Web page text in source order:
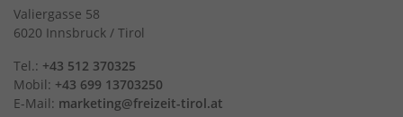
Valiergasse 58
6020 Innsbruck / Tirol
Tel.: +43 512 370325
Mobil: +43 699 13703250
E-Mail: marketing@freizeit-tirol.at